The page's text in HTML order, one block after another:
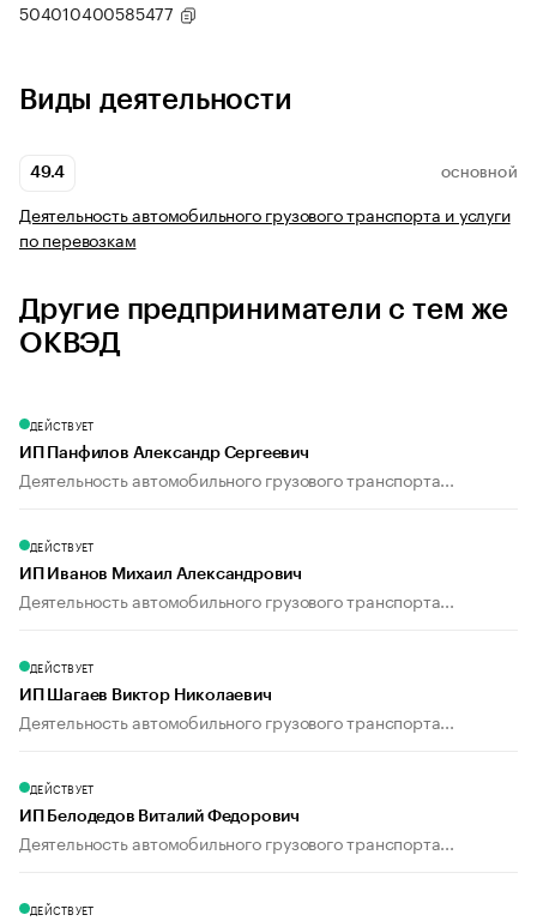
504010400585477
Виды деятельности
49.4 ОСНОВНОЙ
Деятельность автомобильного грузового транспорта и услуги
по перевозкам
Другие предприниматели с тем же
ОКВЭД
ДЕЙСТВУЕТ
ИП Панфилов Александр Сергеевич
Деятельность автомобильного грузового транспорта...
ДЕЙСТВУЕТ
ИП Иванов Михаил Александрович
Деятельность автомобильного грузового транспорта...
ДЕЙСТВУЕТ
ИП Шагаев Виктор Николаевич
Деятельность автомобильного грузового транспорта...
ДЕЙСТВУЕТ
ИП Белодедов Виталий Федорович
Деятельность автомобильного грузового транспорта...
ДЕЙСТВУЕТ